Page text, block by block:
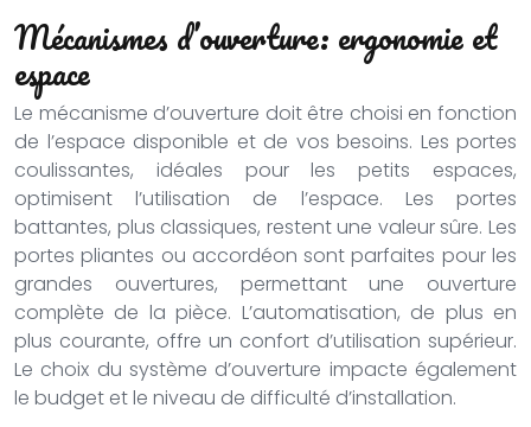
Mécanismes d’ouverture: ergonomie et
espace
Le mécanisme d’ouverture doit être choisi en fonction
de l’espace disponible et de vos besoins. Les portes
coulissantes, idéales pour les petits espaces,
optimisent l’utilisation de l’espace. Les portes
battantes, plus classiques, restent une valeur sûre. Les
portes pliantes ou accordéon sont parfaites pour les
grandes ouvertures, permettant une ouverture
complète de la pièce. L’automatisation, de plus en
plus courante, offre un confort d’utilisation supérieur.
Le choix du système d’ouverture impacte également
le budget et le niveau de difficulté d’installation.